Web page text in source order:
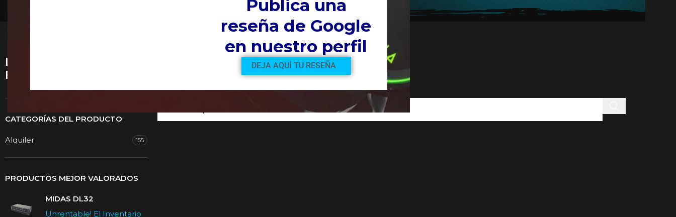
Publica una
reseña de Google
en nuestro perfil
DEJA AQUÍ TU RESEÑA
Listado de productos
Filtros caractersíticas
CATEGORÍAS DEL PRODUCTO
Alquiler 155
PRODUCTOS MEJOR VALORADOS
MIDAS DL32
Unrentable! El Inventario
No se han encontrado productos que coincidan con tu selección.